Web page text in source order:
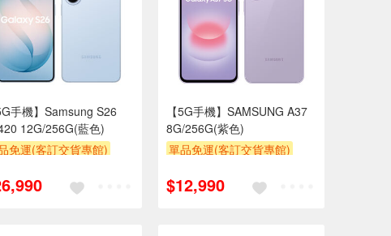
手機】Samsung S26
12G/256G(藍色)
免運(客訂交貨專館)
【5G手機】SAMSUNG A37
8G/256G(紫色)
單品免運(客訂交貨專館)
$12,990